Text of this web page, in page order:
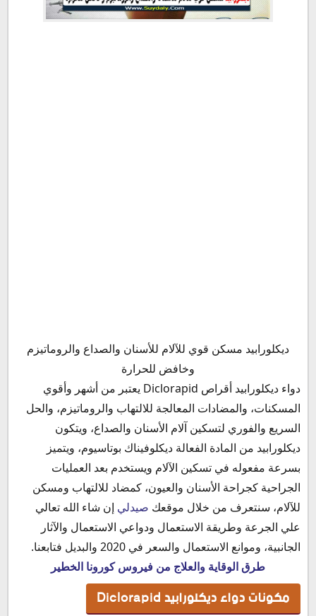
مكونات دواء ديكلورابيد Diclorapid
آلية عمل ديكلورابيد
دواعي استعمال ديكلورابيد
اضرار ديكلورابيد
خطورة ديكلورابيد
موانع استخدام ديكلورابيد
هل ديكلورابيد خافض للحرارة
ديكلورابيد للجيوب الأنفية
ديكلورابيد والضغط
ديكلورابيد للصداع
ديكلورابيد مع الكحة
أضرار ديكلورابيد للاطفال
اضرار ديكلورابيد للحامل
ديكلورابيد للعظام
ديكلورابيد مسكن قوي للآلام للأسنان والصداع والروماتيزم
وخافض للحرارة
دواء ديكلورابيد أقراص Diclorapid يعتبر من أشهر وأقوي
المسكنات، والمضادات المعالجة للالتهاب والروماتيزم، والحل
السريع والفوري لتسكين آلام الأسنان والصداع، ويتكون
ديكلورابيد من المادة الفعالة ديكلوفيناك بوتاسيوم، ويتميز
بسرعة مفعوله في تسكين الآلام ويستخدم بعد العمليات
الجراحية كجراحة الأسنان والعيون، كمضاد للالتهاب ومسكن
للآلام، سنتعرف من خلال موقعك صيدلي إن شاء الله تعالي
علي الجرعة وطريقة الاستعمال ودواعي الاستعمال والآثار
الجانبية، وموانع الاستعمال والسعر في 2020 والبديل فتابعنا.
طرق الوقاية والعلاج من فيروس كورونا الخطير
مكونات دواء ديكلورابيد Diclorapid